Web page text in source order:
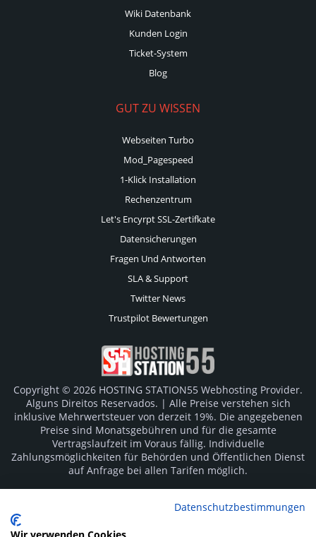
Wiki Datenbank
Kunden Login
Ticket-System
Blog
GUT ZU WISSEN
Webseiten Turbo
Mod_Pagespeed
1-Klick Installation
Rechenzentrum
Let's Encyrpt SSL-Zertifkate
Datensicherungen
Fragen Und Antworten
SLA & Support
Twitter News
Trustpilot Bewertungen
Copyright © 2026 HOSTING STATION55 Webhosting Provider.
Alguns Direitos Reservados. | Alle Preise verstehen sich
inklusive Mehrwertsteuer von derzeit 19%. Die angegebenen
Preise sind Monatsgebühren und für die gesamte
Vertragslaufzeit im Voraus fällig. Individuelle
Zahlungsmöglichkeiten für Behörden und Öffentlichen Dienst
auf Anfrage bei allen Tarifen möglich.
Hersteller. Irrtümer vorbehalten.Datenschutzbestimmungen